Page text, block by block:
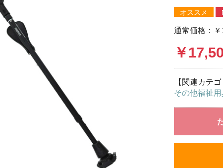
オススメ
通常価格：
￥
【関連カテゴ
その他福祉用